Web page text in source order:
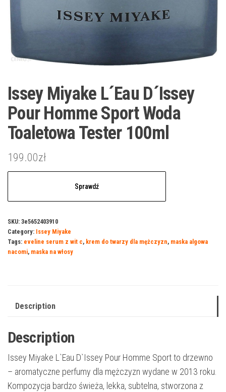
Issey Miyake L´Eau D´Issey
Pour Homme Sport Woda
Toaletowa Tester 100ml
199.00zł
Sprawdź
SKU: 3e5652403910
Category: Issey Miyake
Tags: eveline serum z wit c, krem do twarzy dla mężczyzn, maska algowa
nacomi, maska na włosy
Description
Description
Issey Miyake L`Eau D`Issey Pour Homme Sport to drzewno
– aromatyczne perfumy dla mężczyzn wydane w 2013 roku.
Kompozycja bardzo świeża, lekka, subtelna, stworzona z